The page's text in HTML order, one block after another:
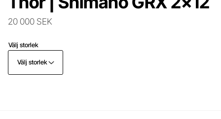
20 000 SEK
Välj storlek
Välj storlek